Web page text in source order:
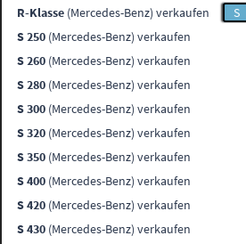
R-Klasse (Mercedes-Benz) verkaufen
S
S 250 (Mercedes-Benz) verkaufen
S 260 (Mercedes-Benz) verkaufen
S 280 (Mercedes-Benz) verkaufen
S 300 (Mercedes-Benz) verkaufen
S 320 (Mercedes-Benz) verkaufen
S 350 (Mercedes-Benz) verkaufen
S 400 (Mercedes-Benz) verkaufen
S 420 (Mercedes-Benz) verkaufen
S 430 (Mercedes-Benz) verkaufen